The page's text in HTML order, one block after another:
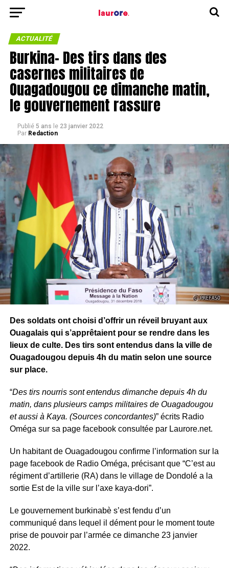
ACTUALITÉ
Burkina- Des tirs dans des
casernes militaires de
Ouagadougou ce dimanche matin,
le gouvernement rassure
Publié 5 ans le 23 janvier 2022
Par Redaction
Des soldats ont choisi d’offrir un réveil bruyant aux
Ouagalais qui s’apprêtaient pour se rendre dans les
lieux de culte. Des tirs sont entendus dans la ville de
Ouagadougou depuis 4h du matin selon une source
sur place.
“Des tirs nourris sont entendus dimanche depuis 4h du
matin, dans plusieurs camps militaires de Ouagadougou
et aussi à Kaya. (Sources concordantes)” écrits Radio
Oméga sur sa page facebook consultée par Laurore.net.
Un habitant de Ouagadougou confirme l’information sur la
page facebook de Radio Oméga, précisant que “C’est au
régiment d’artillerie (RA) dans le village de Dondolé a la
sortie Est de la ville sur l’axe kaya-dori”.
Le gouvernement burkinabè s’est fendu d’un
communiqué dans lequel il dément pour le moment toute
prise de pouvoir par l’armée ce dimanche 23 janvier
2022.